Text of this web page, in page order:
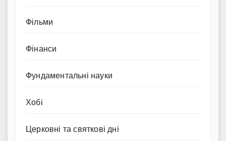
Фільми
Фінанси
Фундаментальні науки
Хобі
Церковні та святкові дні